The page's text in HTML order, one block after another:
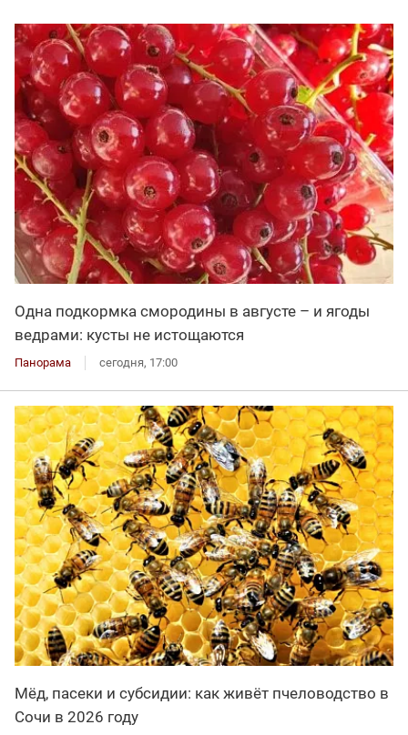
Одна подкормка смородины в августе – и ягоды
ведрами: кусты не истощаются
Панорама сегодня, 17:00
Мёд, пасеки и субсидии: как живёт пчеловодство в
Сочи в 2026 году